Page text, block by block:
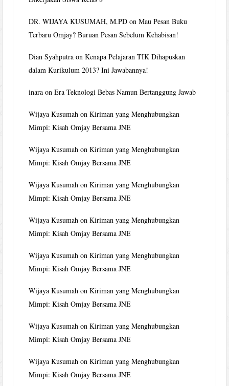
DR. WIJAYA KUSUMAH, M.PD onMau Pesan Buku
Terbaru Omjay? Buruan Pesan Sebelum Kehabisan!
Dian Syahputra onKenapa Pelajaran TIK Dihapuskan
dalam Kurikulum 2013? Ini Jawabannya!
inara onEra Teknologi Bebas Namun Bertanggung Jawab
Wijaya Kusumah onKiriman yang Menghubungkan
Mimpi: Kisah Omjay Bersama JNE
Wijaya Kusumah onKiriman yang Menghubungkan
Mimpi: Kisah Omjay Bersama JNE
Wijaya Kusumah onKiriman yang Menghubungkan
Mimpi: Kisah Omjay Bersama JNE
Wijaya Kusumah onKiriman yang Menghubungkan
Mimpi: Kisah Omjay Bersama JNE
Wijaya Kusumah onKiriman yang Menghubungkan
Mimpi: Kisah Omjay Bersama JNE
Wijaya Kusumah onKiriman yang Menghubungkan
Mimpi: Kisah Omjay Bersama JNE
Wijaya Kusumah onKiriman yang Menghubungkan
Mimpi: Kisah Omjay Bersama JNE
Wijaya Kusumah onKiriman yang Menghubungkan
Mimpi: Kisah Omjay Bersama JNE